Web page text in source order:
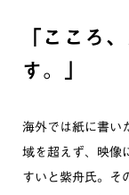
「こころ
す。」
海外では紙に書い
域を超えず、映像
すいと紫舟氏。そ